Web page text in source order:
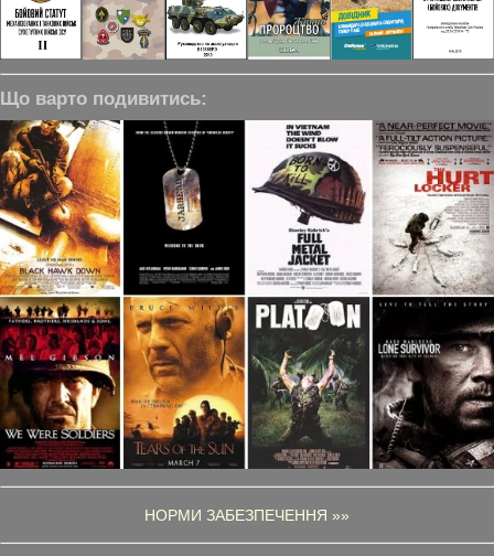
Що варто подивитись:
НОРМИ ЗАБЕЗПЕЧЕННЯ »»